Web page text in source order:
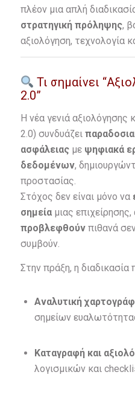
πλέον μια απλή
στρατηγική πρόληψης,
αξιολόγηση, τεχνολογία
Τι σημαίνει
2.0”
Η νέα γενιά αξιολόγησης
2.0) συνδυάζει
ασφάλειαςμε ψηφιακά
δεδομένων,
προστασίας.
Στόχος δεν είναι μόνο να
σημείαμιας επιχείρησης,
προβλεφθούνπιθανά
συμβούν.
Στην πράξη, η διαδικασία
Αναλυτική
σημείων
Καταγραφή και
λογισμικών και